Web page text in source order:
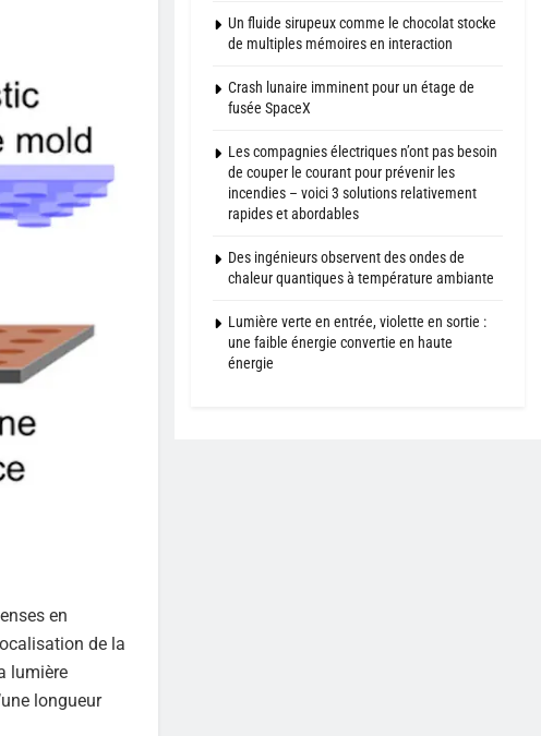
en
de la
lumière
longueur
Un fluide sirupeux comme le chocolat stocke
de multiples mémoires en interaction
Crash lunaire imminent pour un étage de
fusée SpaceX
Les compagnies électriques n’ont pas besoin
de couper le courant pour prévenir les
incendies – voici 3 solutions relativement
rapides et abordables
Des ingénieurs observent des ondes de
chaleur quantiques à température ambiante
Lumière verte en entrée, violette en sortie :
une faible énergie convertie en haute
énergie